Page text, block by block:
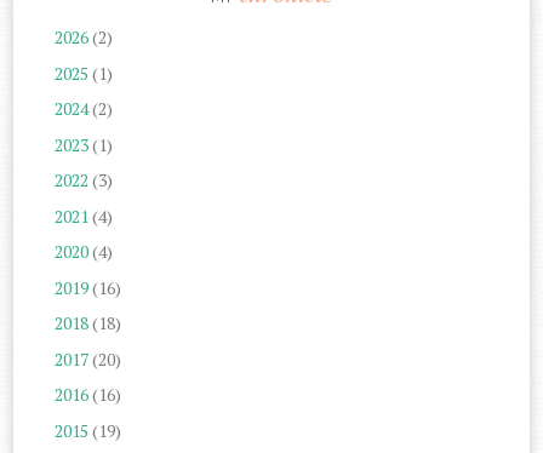
2026(2)
2025(1)
2024(2)
2023(1)
2022(3)
2021(4)
2020(4)
2019(16)
2018(18)
2017(20)
2016(16)
2015(19)